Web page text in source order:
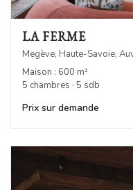
LA FERME
Megève, Haute-Savoie,
Maison : 600 m²
5 chambres · 5 sdb
Prix sur demande